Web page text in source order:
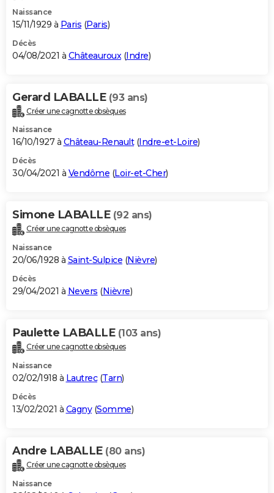
Naissance
15/11/1929 à Paris (Paris)
Décès
04/08/2021 à Châteauroux (Indre)
Gerard LABALLE (93 ans)
Créer une cagnotte obsèques
Naissance
16/10/1927 à Château-Renault(Indre-et-Loire)
Décès
30/04/2021 à Vendôme (Loir-et-Cher)
Simone LABALLE (92 ans)
Créer une cagnotte obsèques
Naissance
20/06/1928 à Saint-Sulpice (Nièvre)
Décès
29/04/2021 à Nevers (Nièvre)
Paulette LABALLE (103 ans)
Créer une cagnotte obsèques
Naissance
02/02/1918 à Lautrec(Tarn)
Décès
13/02/2021 à Cagny(Somme)
Andre LABALLE (80 ans)
Créer une cagnotte obsèques
Naissance